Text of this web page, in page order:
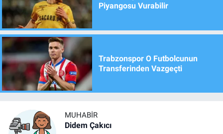
Piyangosu Vurabilir
Trabzonspor O Futbolcunun
Transferinden Vazgeçti
MUHABIR
Didem Çakıcı